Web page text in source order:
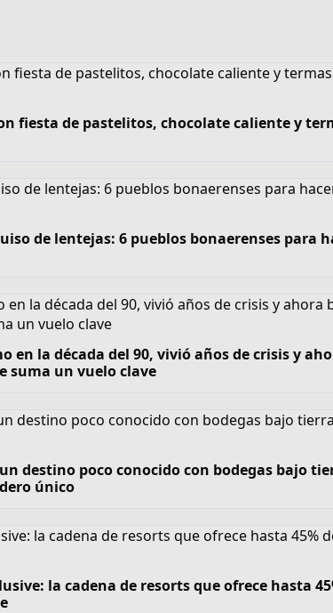
fiesta de pastelitos, chocolate caliente y
de lentejas: 6 pueblos bonaerenses para
en la década del 90, vivió años de crisis y
suma un vuelo clave
destino poco conocido con bodegas bajo
único
la cadena de resorts que ofrece hasta